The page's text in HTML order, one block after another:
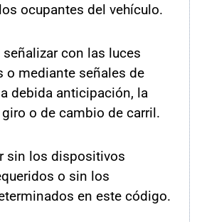
ocupantes del vehículo.
señalizar con las luces
o mediante señales de
debida anticipación, la
o de cambio de carril.
sin los dispositivos
o sin los
en este código.